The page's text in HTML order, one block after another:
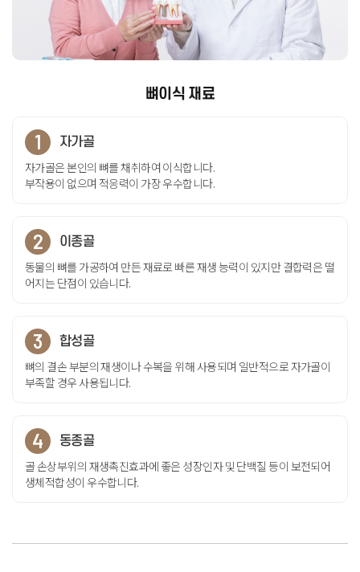
뼈이식 재료
1 자가골
자가골은 본인의 뼈를 채취하여 이식합니다.
부작용이 없으며 적응력이 가장 우수합니다.
2 이종골
동물의 뼈를 가공하여 만든 재료로 빠른 재생 능력이 있지만결합력은 떨
어지는 단점이 있습니다.
3 합성골
뼈의 결손 부분의 재생이나 수복을 위해 사용되며 일반적으로 자가골이
부족할 경우 사용됩니다.
4 동종골
골 손상부위의 재생촉진효과에 좋은 성장인자 및 단백질 등이 보전되어
생체적합성이 우수합니다.